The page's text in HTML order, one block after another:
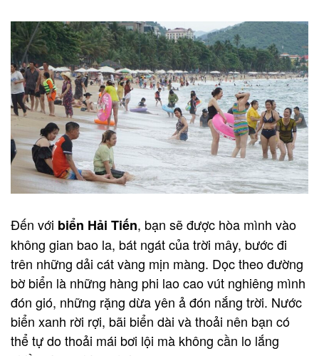
Đến với biển Hải Tiến, bạn sẽ được hòa mình vào
không gian bao la, bát ngát của trời mây, bước đi
trên những dải cát vàng mịn màng. Dọc theo đường
bờ biển là những hàng phi lao cao vút nghiêng mình
đón gió, những rặng dừa yên ả đón nắng trời. Nước
biển xanh rời rợi, bãi biển dài và thoải nên bạn có
thể tự do thoải mái bơi lội mà không cần lo lắng